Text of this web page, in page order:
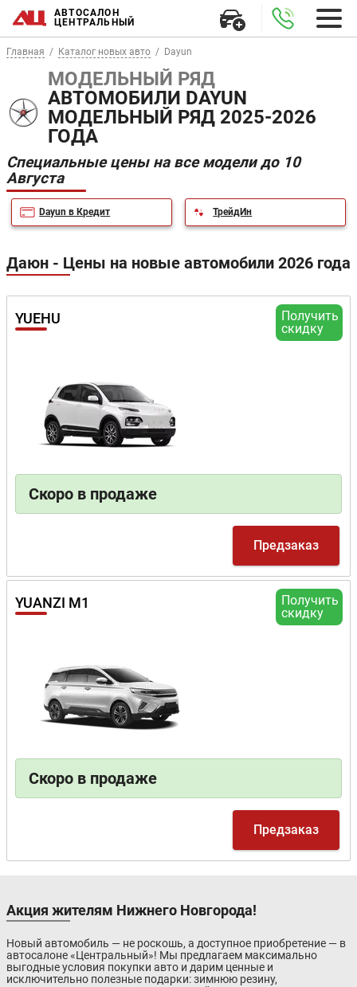
АВТОСАЛОН
ЦЕНТРАЛЬНЫЙ
Главная Каталог новых авто Dayun
МОДЕЛЬНЫЙ РЯД
АВТОМОБИЛИ DAYUN
МОДЕЛЬНЫЙ РЯД 2025-2026
ГОДА
Специальные цены на все модели до 10
Августа
Dayun в Кредит ТрейдИн
Даюн - Цены на новые автомобили 2026 года
Получить
скидку
YUEHU
Скоро в продаже
Предзаказ
Получить
скидку
YUANZI M1
Скоро в продаже
Предзаказ
Акция жителям Нижнего Новгорода!
Новый автомобиль — не роскошь, а доступное приобретение — в
автосалоне «Центральный»! Мы предлагаем максимально
выгодные условия покупки авто и дарим ценные и
исключительно полезные подарки: зимнюю резину,